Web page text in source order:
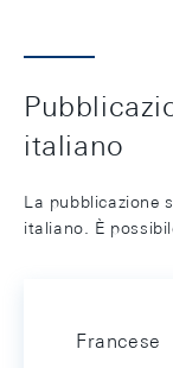
italiano
La pubblicazione
italiano. È
Francese